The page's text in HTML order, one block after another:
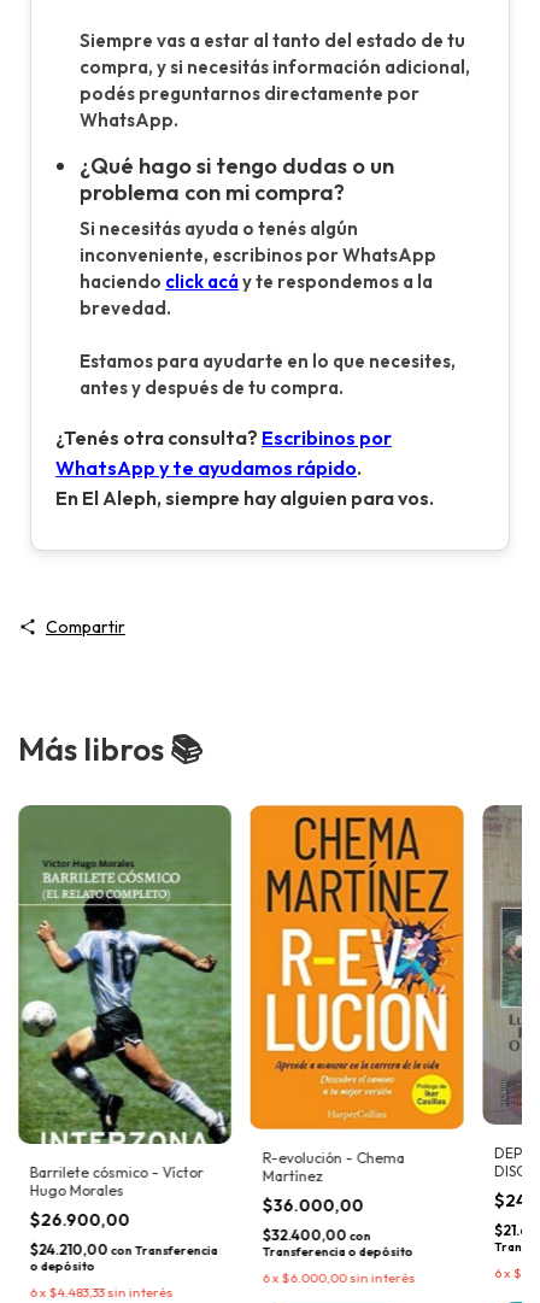
Siempre vas a estar al tanto del estado de tu
compra, y si necesitás información adicional,
podés preguntarnos directamente por
WhatsApp.
¿Qué hago si tengo dudas o un
problema con mi compra?
Si necesitás ayuda o tenés algún
inconveniente, escribinos por WhatsApp
haciendo click acá y te respondemos a la
brevedad.
Estamos para ayudarte en lo que necesites,
antes y después de tu compra.
¿Tenés otra consulta? Escribinos por
WhatsApp y te ayudamos rápido.
En El Aleph, siempre hay alguien para vos.
Compartir
Más libros 📚
Barrilete cósmico - Víctor
Hugo Morales
$26.900,00
$24.210,00 con Transferencia
o depósito
6x $4.483,33sin interés
R-evolución - Chema
Martínez
$36.000,00
$32.400,00 con
Transferencia o depósito
6x $6.000,00sin interés
Orsatti
6x